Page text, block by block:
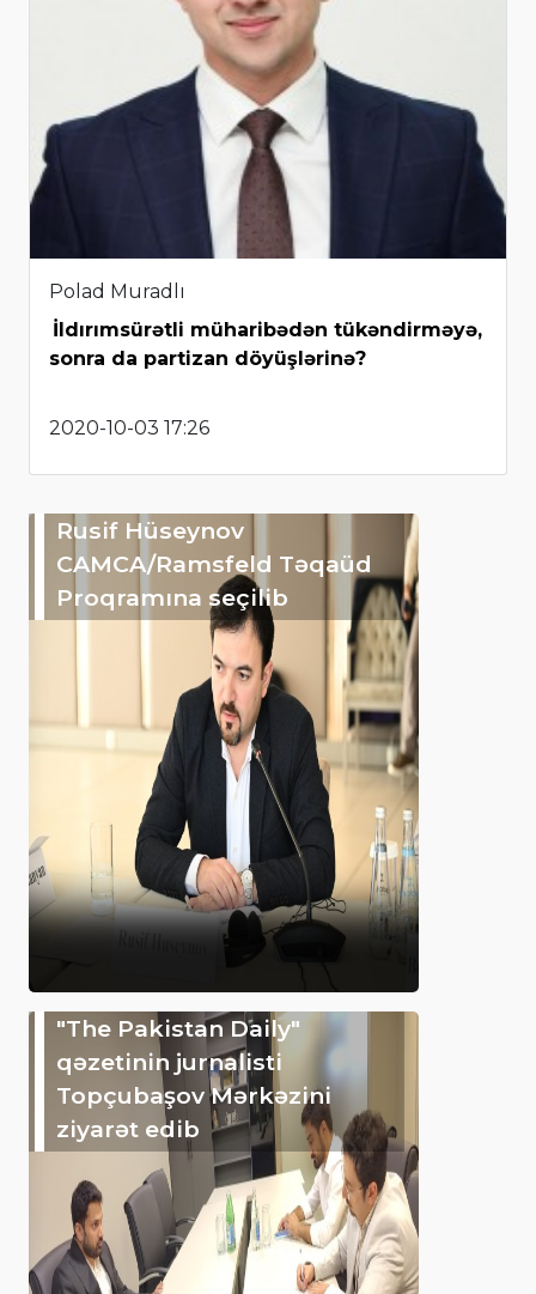
Polad Muradlı
İldırımsürətli müharibədən tükəndirməyə,
sonra da partizan döyüşlərinə?
2020-10-03 17:26
Rusif Hüseynov
CAMCA/Ramsfeld Təqaüd
Proqramına seçilib
"The Pakistan Daily"
qəzetinin jurnalisti
Topçubaşov Mərkəzini
ziyarət edib